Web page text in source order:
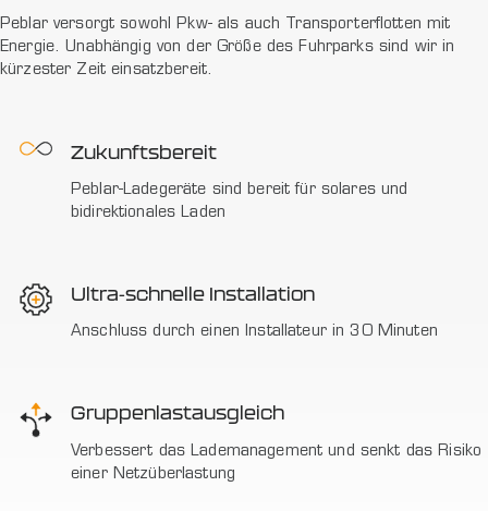
Peblar versorgt sowohl Pkw- als auch Transporterflotten mit
Energie. Unabhängig von der Größe des Fuhrparks sind wir in
kürzester Zeit einsatzbereit.
Zukunftsbereit
Peblar-Ladegeräte sind bereit für solares und
bidirektionales Laden
Ultra-schnelle Installation
Anschluss durch einen Installateur in 30 Minuten
Gruppenlastausgleich
Verbessert das Lademanagement und senkt das Risiko
einer Netzüberlastung